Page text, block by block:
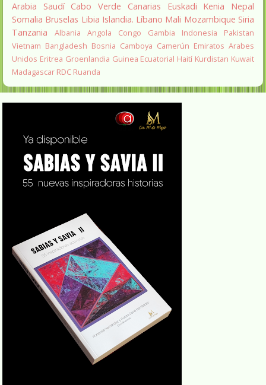
Arabia Saudí Cabo Verde Canarias Euskadi Kenia
Nepal
Somalia Bruselas Libia Islandia. Líbano Mali Mozambique Siria
Tanzania
Albania Angola Congo Gambia Indonesia
Pakistan
Vietnam Bangladesh Bosnia Camboya Camerún Emiratos Arabes
Unidos Eritrea Groenlandia Guinea Ecuatorial Haití Kurdistan Kuwait
Madagascar RDC Ruanda